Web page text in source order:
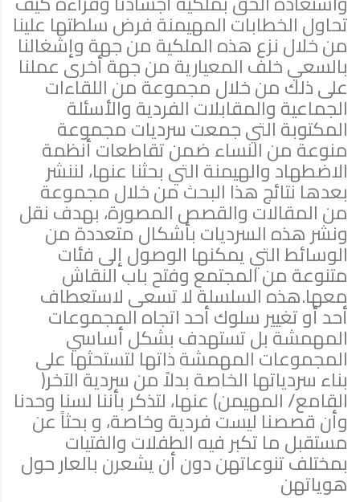
تحاول الخطابات المهيمنة فرض سلطتها علينا
من خلال نزع هذه الملكية من جهة وإشغالنا
بالسعي خلف المعيارية من جهة أخرى عملنا
على ذلك من خلال مجموعة من اللقاءات
الجماعية والمقابلات الفردية والأسئلة
المكتوبة التي جمعت سرديات مجموعة
منوعة من النساء ضمن تقاطعات أنظمة
الاضطهاد والهيمنة التي بحثنا عنها، لننشر
بعدها نتائج هذا البحث من خلال مجموعة
من المقالات والقصص المصورة، بهدف نقل
ونشر هذه السرديات بأشكال متعددة من
الوسائط التي يمكنها الوصول إلى فئات
متنوعة من المجتمع وفتح باب النقاش
معها.هذه السلسلة لا تسعى لاستعطاف
أحد أو تغيير سلوك أحد اتجاه المجموعات
المهمشة بل تستهدف بشكل أساسي
المجموعات المهمشة ذاتها لتستحثها على
بناء سردياتها الخاصة بدلاً من سردية الآخر(
القامع/ المهيمن) عنها، لتذكر بأننا لسنا وحدنا
وأن قصصنا ليست فردية وخاصة، و بحثاً عن
مستقبل ما تكبر فيه الطفلات والفتيات
بمختلف تنوعاتهن دون أن يشعرن بالعار حول
هوياتهن